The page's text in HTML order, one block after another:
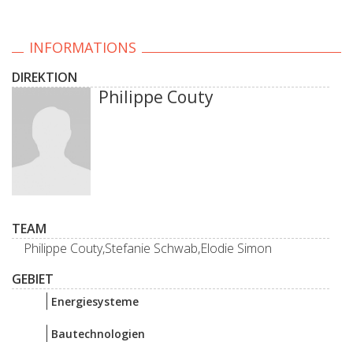
INFORMATIONS
DIREKTION
Philippe Couty
TEAM
Philippe Couty,Stefanie Schwab,Elodie Simon
GEBIET
Energiesysteme
Bautechnologien